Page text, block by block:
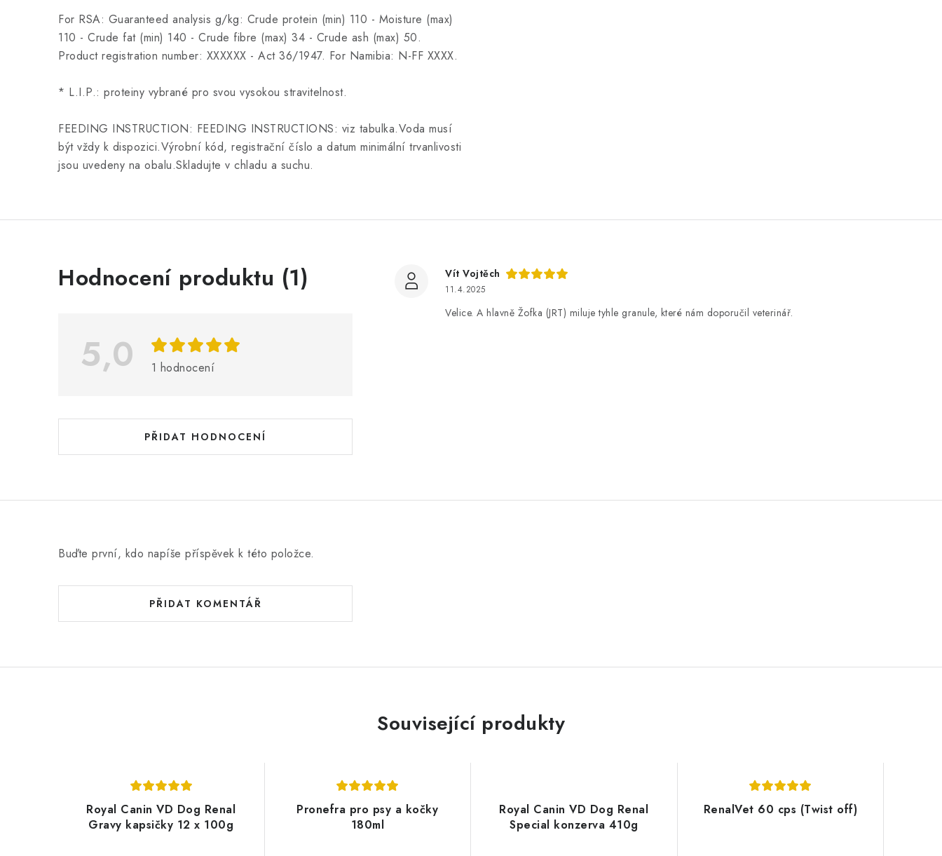
For RSA: Guaranteed analysis g/kg: Crude protein (min) 110 - Moisture (max)
110 - Crude fat (min) 140 - Crude fibre (max) 34 - Crude ash (max) 50.
Product registration number: XXXXXX - Act 36/1947. For Namibia: N-FF XXXX.
* L.I.P.: proteiny vybrané pro svou vysokou stravitelnost.
FEEDING INSTRUCTION: FEEDING INSTRUCTIONS: viz tabulka.Voda musí
být vždy k dispozici.Výrobní kód, registrační číslo a datum minimální trvanlivosti
jsou uvedeny na obalu.Skladujte v chladu a suchu.
Hodnocení produktu (1)
5,0 1 hodnocení
PŘIDAT HODNOCENÍ
V
o
n
c
n
Vít Vojtěch
11.4.2025
Velice. A hlavně Žofka (JRT) miluje tyhle granule, které nám doporučil veterinář.
Buďte první, kdo napíše příspěvek k této položce.
PŘIDAT KOMENTÁŘ
Související produkty
Royal Canin VD Dog Renal
Gravy kapsičky 12 x 100g
Pronefra pro psy a kočky
180ml
Royal Canin VD Dog Renal
Special konzerva 410g
RenalVet 60 cps (Twist off)